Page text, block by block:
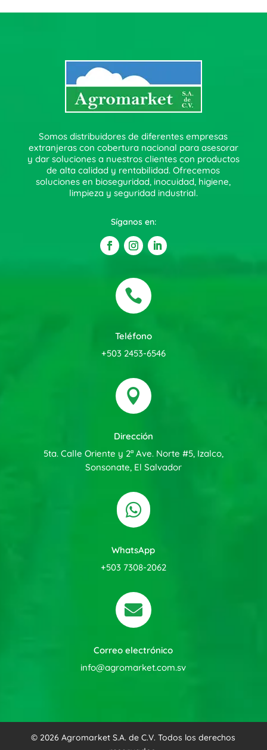
Somos distribuidores de diferentes empresas
extranjeras con cobertura nacional para asesorar
y dar soluciones a nuestros clientes con productos
de alta calidad y rentabilidad. Ofrecemos
soluciones en bioseguridad, inocuidad, higiene,
limpieza y seguridad industrial.
Síganos en:

Teléfono
+503 2453-6546

Dirección
5ta. Calle Oriente y 2ª Ave. Norte #5, Izalco,
Sonsonate, El Salvador

WhatsApp
+503 7308-2062

Correo electrónico
info@agromarket.com.sv
© 2026 Agromarket S.A. de C.V. Todos los derechos